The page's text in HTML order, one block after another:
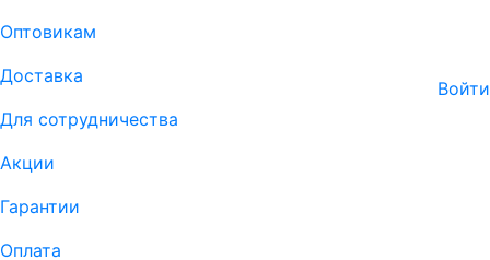
Оптовикам
Доставка
Для сотрудничества
Акции
Гарантии
Оплата
Войти